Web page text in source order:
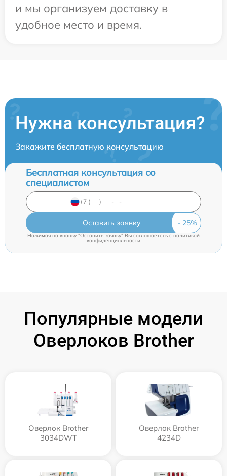
и мы организуем доставку в
удобное место и время.
Нужна консультация?
Закажите бесплатную консультацию
Бесплатная консультация со
специалистом
Оставить заявку
Нажимая на кнопку "Оставить заявку" Вы соглашаетесь cполитикой
конфиденциальности
Популярные модели
Оверлоков Brother
Оверлок Brother
3034DWT
Оверлок Brother
4234D